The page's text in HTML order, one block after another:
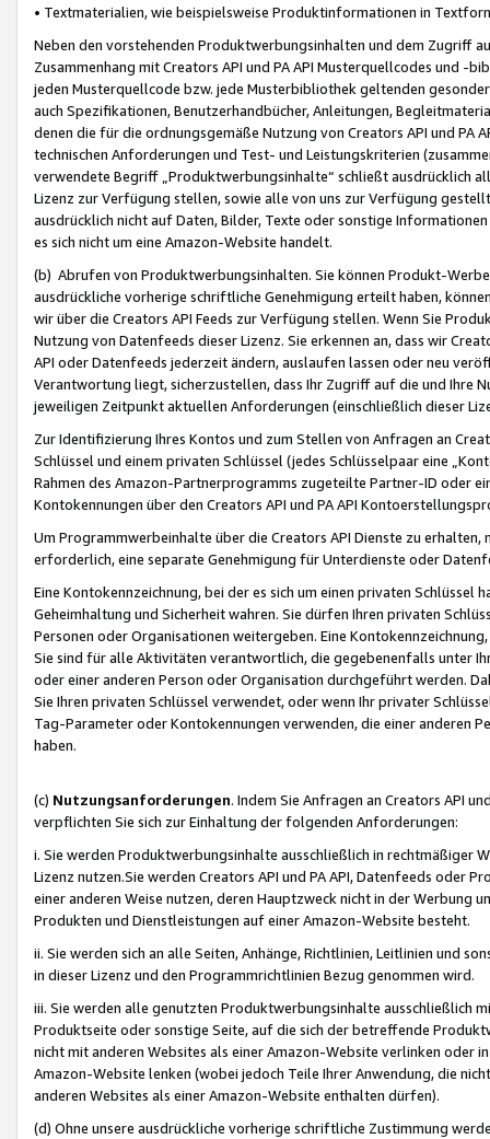
• Textmaterialien, wie beispielsweise Produktinformationen in
Neben den vorstehenden Produktwerbungsinhalten und dem Zugriff
Zusammenhang mit Creators API und PA API Musterquellcodes und
jeden Musterquellcode bzw. jede Musterbibliothek geltenden
auch Spezifikationen, Benutzerhandbücher, Anleitungen,
denen die für die ordnungsgemäße Nutzung von Creators API und PA
technischen Anforderungen und Test- und Leistungskriterien
verwendete Begriff „Produktwerbungsinhalte“ schließt ausdrücklich
Lizenz zur Verfügung stellen, sowie alle von uns zur Verfügung
ausdrücklich nicht auf Daten, Bilder, Texte oder sonstige
es sich nicht um eine Amazon-Website handelt.
(b) Abrufen von Produktwerbungsinhalten. Sie können Produkt-
ausdrückliche vorherige schriftliche Genehmigung erteilt haben,
wir über die Creators API Feeds zur Verfügung stellen. Wenn Sie
Nutzung von Datenfeeds dieser Lizenz. Sie erkennen an, dass wir
API oder Datenfeeds jederzeit ändern, auslaufen lassen oder neu
Verantwortung liegt, sicherzustellen, dass Ihr Zugriff auf die und Ihre
jeweiligen Zeitpunkt aktuellen Anforderungen (einschließlich dieser
Zur Identifizierung Ihres Kontos und zum Stellen von Anfragen an
Schlüssel und einem privaten Schlüssel (jedes Schlüsselpaar eine
Rahmen des Amazon-Partnerprogramms zugeteilte Partner-ID oder
Kontokennungen über den Creators API und PA API
Um Programmwerbeinhalte über die Creators API Dienste zu
erforderlich, eine separate Genehmigung für Unterdienste oder
Eine Kontokennzeichnung, bei der es sich um einen privaten
Geheimhaltung und Sicherheit wahren. Sie dürfen Ihren privaten
Personen oder Organisationen weitergeben. Eine
Sie sind für alle Aktivitäten verantwortlich, die gegebenenfalls unter
oder einer anderen Person oder Organisation durchgeführt werden.
Sie Ihren privaten Schlüssel verwendet, oder wenn Ihr privater
Tag-Parameter oder Kontokennungen verwenden, die einer anderen
haben.
(c) Nutzungsanforderungen. Indem Sie Anfragen an Creators API
verpflichten Sie sich zur Einhaltung der folgenden Anforderungen:
i. Sie werden Produktwerbungsinhalte ausschließlich in rechtmäßiger
Lizenz nutzen.Sie werden Creators API und PA API, Datenfeeds oder
einer anderen Weise nutzen, deren Hauptzweck nicht in der Werbung
Produkten und Dienstleistungen auf einer Amazon-Website besteht.
ii. Sie werden sich an alle Seiten, Anhänge, Richtlinien, Leitlinien und
in dieser Lizenz und den Programmrichtlinien Bezug genommen wird.
iii. Sie werden alle genutzten Produktwerbungsinhalte ausschließlich
Produktseite oder sonstige Seite, auf die sich der betreffende
nicht mit anderen Websites als einer Amazon-Website verlinken oder
Amazon-Website lenken (wobei jedoch Teile Ihrer Anwendung, die
anderen Websites als einer Amazon-Website enthalten dürfen).
(d) Ohne unsere ausdrückliche vorherige schriftliche Zustimmung